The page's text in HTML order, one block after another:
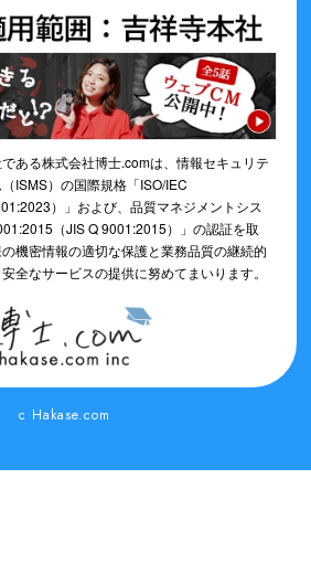
ある株式会社博士.comは、情報セキュリテ
ISMS）の国際規格「ISO/IEC
）」および、品質マネジメントシス
（JIS Q 9001:2015）」の認証を取
機密情報の適切な保護と業務品質の継続的
全なサービスの提供に努めてまいります。
c Hakase.com